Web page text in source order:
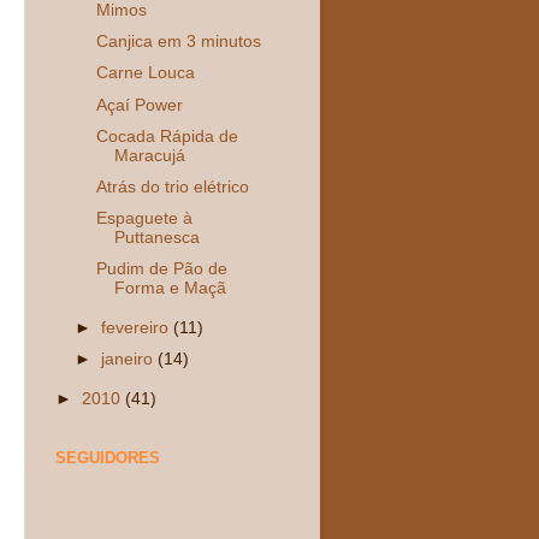
Mimos
Canjica em 3 minutos
Carne Louca
Açaí Power
Cocada Rápida de
Maracujá
Atrás do trio elétrico
Espaguete à
Puttanesca
Pudim de Pão de
Forma e Maçã
►fevereiro (11)
► janeiro (14)
► 2010 (41)
SEGUIDORES